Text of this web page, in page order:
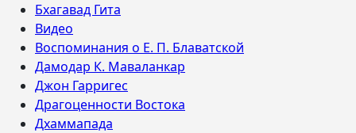
Бхагавад Гита
Видео
Воспоминания о Е. П. Блаватской
Дамодар К. Маваланкар
Джон Гарригес
Драгоценности Востока
Дхаммапада